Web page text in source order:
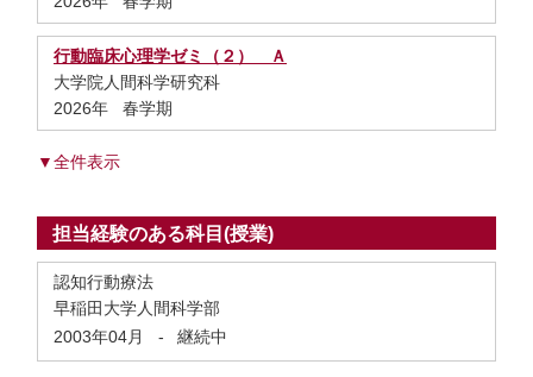
行動臨床心理学ゼミ（２） Ａ
大学院人間科学研究科
2026年 春学期
▼全件表示
担当経験のある科目(授業)
認知行動療法
早稲田大学人間科学部
2003年04月
- 継続中